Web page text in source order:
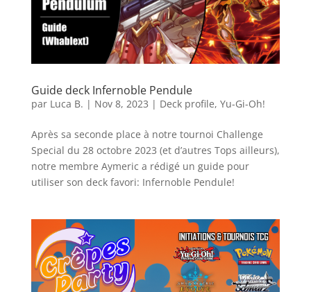
Guide deck Infernoble Pendule
par Luca B. | Nov 8, 2023 | Deck profile, Yu-Gi-Oh!
Après sa seconde place à notre tournoi Challenge
Special du 28 octobre 2023 (et d’autres Tops ailleurs),
notre membre Aymeric a rédigé un guide pour
utiliser son deck favori: Infernoble Pendule!